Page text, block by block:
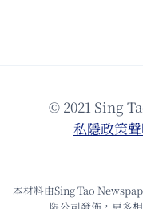
© 2021 Sing
私隱政策
本材料由Sing Tao